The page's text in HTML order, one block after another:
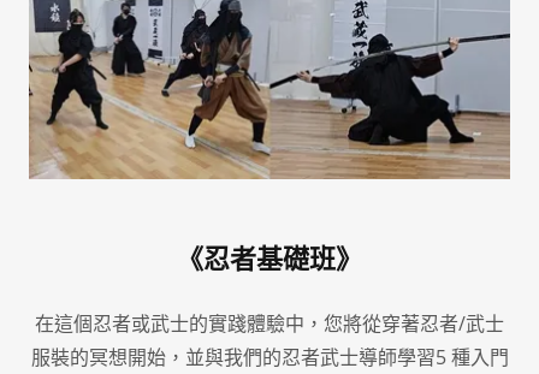
《忍者基礎班》
在這個忍者或武士的實踐體驗中，您將從穿著忍者/武士
服裝的冥想開始，並與我們的忍者武士導師學習5 種入門